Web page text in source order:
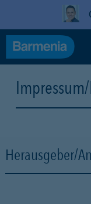
Herausgeber/